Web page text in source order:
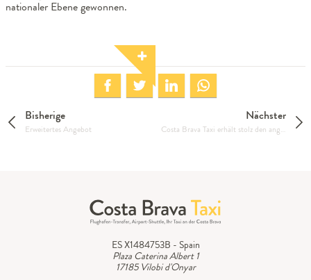
nationaler Ebene gewonnen.
Bisherige
Erweitertes Angebot
Nächster
Costa Brava Taxi erhält stolz den angesehenen 'Global Business Awards' als das beste Flughafentransferunternehmen des Jahres 2023!
ES X1484753B - Spain
Plaza Caterina Albert 1
17185 Vilobi d'Onyar